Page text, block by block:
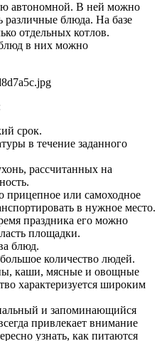
автономной. В ней можно
различные блюда. На базе
отдельных котлов.
в них можно
срок.
в течение заданного
рассчитанных на
прицепное или самоходное
в нужное место.
праздника его можно
площадки.
блюд.
количество людей.
каши, мясные и овощные
характеризуется широким
и запоминающийся
привлекает внимание
узнать, как питаются